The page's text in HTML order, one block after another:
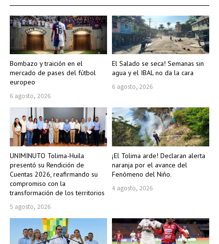
Bombazo y traición en el
mercado de pases del fútbol
europeo
6 agosto, 2026
El Salado se seca! Semanas sin
agua y el IBAL no da la cara
6 agosto, 2026
UNIMINUTO Tolima-Huila
presentó su Rendición de
Cuentas 2026, reafirmando su
compromiso con la
transformación de los territorios
5 agosto, 2026
¡El Tolima arde! Declaran alerta
naranja por el avance del
Fenómeno del Niño.
4 agosto, 2026